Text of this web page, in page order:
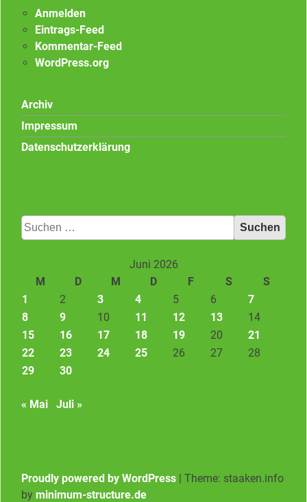
Anmelden
Eintrags-Feed
Kommentar-Feed
WordPress.org
Archiv
Impressum
Datenschutzerklärung
Suchen
nach:
Juni 2026
M
D M D F S
S
1
2 3 4 5 6
7
8
9 10 11 12 13
14
15
16 17 18 19 20
21
22
23 24 25 26 27
28
29
30
« Mai Juli »
Proudly powered by WordPress | Theme: staaken.info
by minimum-structure.de